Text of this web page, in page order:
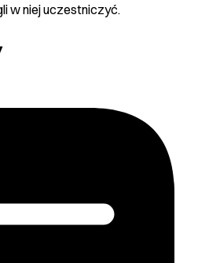
w niej uczestniczyć.